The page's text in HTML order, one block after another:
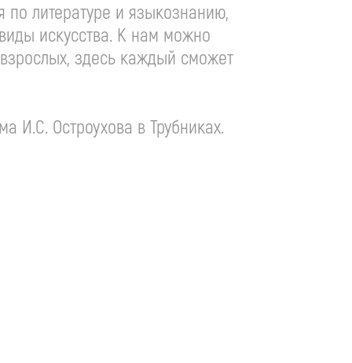
по литературе и языкознанию,
искусства. К нам можно
здесь каждый сможет
И.С. Остроухова в Трубниках.